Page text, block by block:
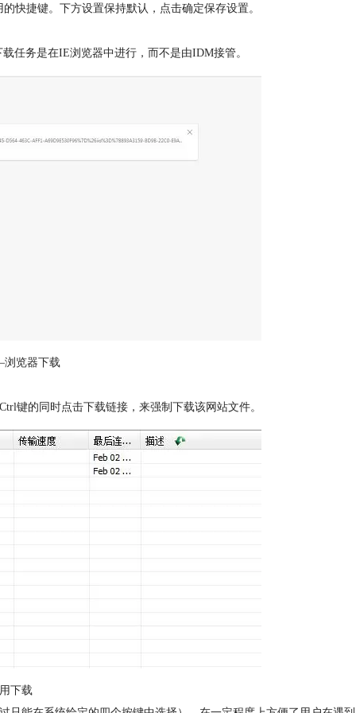
快捷键。下方设置保持默认，点击确定保存设置。
任务是在IE浏览器中进行，而不是由IDM接管。
览器下载
键的同时点击下载链接，来强制下载该网站文件。
下载